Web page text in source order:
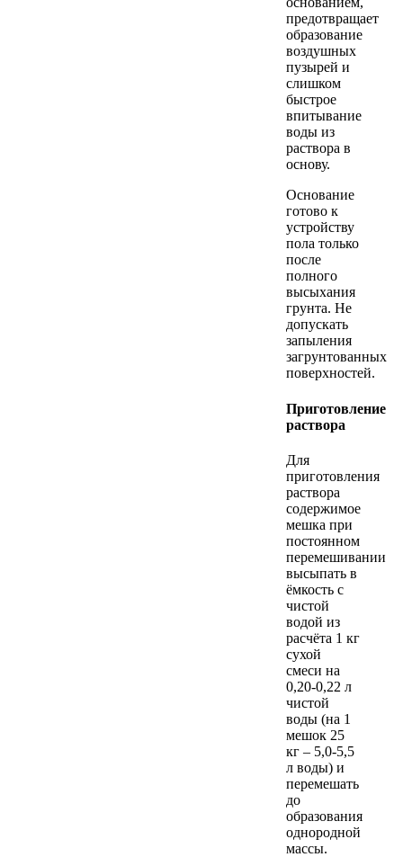
предотвращает
образование
воздушных
пузырей и
слишком
быстрое
впитывание
воды из
раствора в
основу.
Основание
готово к
устройству
пола только
после
полного
высыхания
грунта. Не
допускать
запыления
загрунтованных
поверхностей.
Приготовление
раствора
Для
приготовления
раствора
содержимое
мешка при
постоянном
перемешивании
высыпать в
ёмкость с
чистой
водой из
расчёта 1 кг
сухой
смеси на
0,20-0,22 л
чистой
воды (на 1
мешок 25
кг – 5,0-5,5
л воды) и
перемешать
до
образования
однородной
массы.